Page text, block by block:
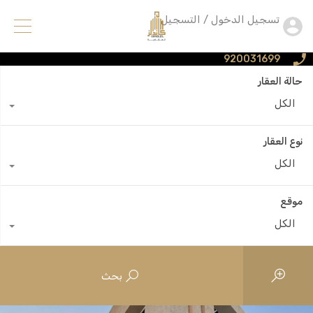
920031699
تسجيل الدخول / التسجيل
حالة العقار
الكل
نوع العقار
الكل
موقع
الكل
بحث